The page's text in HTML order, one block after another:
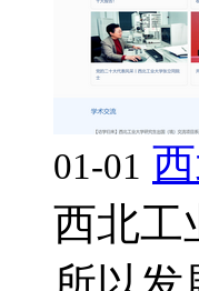
01-01
西北工